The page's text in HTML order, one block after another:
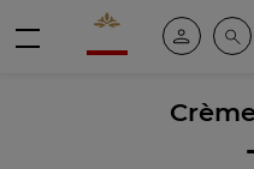
Valrhona - Imaginons le
Espace client